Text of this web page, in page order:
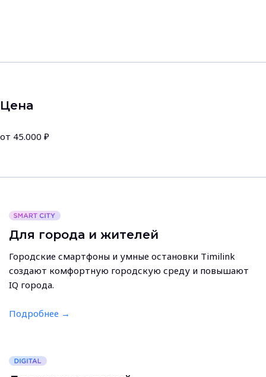
Цена
от 45.000 ₽
Для города и жителей
Городские смартфоны и умные остановки Timilink
создают комфортную городскую среду и повышают
IQ города.
Подробнее →